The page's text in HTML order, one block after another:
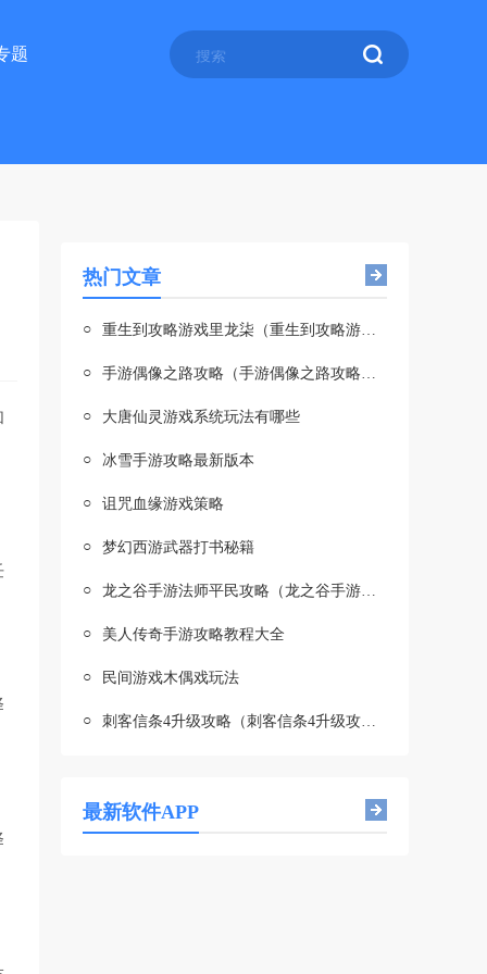
题
热门文章
○ 重生到攻略游戏里龙柒（重生到攻略游戏txt龙柒百度云）
○ 手游偶像之路攻略（手游偶像之路攻略图文）
○ 大唐仙灵游戏系统玩法有哪些
○ 冰雪手游攻略最新版本
○ 诅咒血缘游戏策略
○ 梦幻西游武器打书秘籍
○ 龙之谷手游法师平民攻略（龙之谷手游法师平民攻略大全）
○ 美人传奇手游攻略教程大全
○ 民间游戏木偶戏玩法
○ 刺客信条4升级攻略（刺客信条4升级攻略大全）
最新软件APP